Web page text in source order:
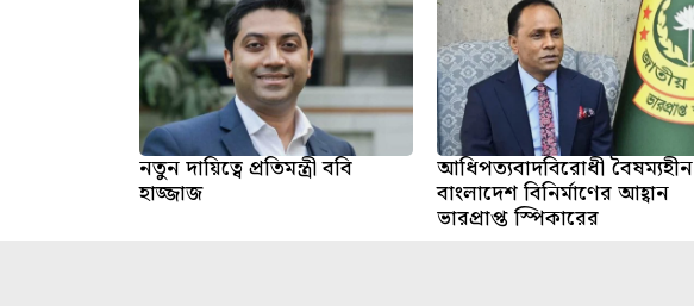
নতুন দায়িত্বে প্রতিমন্ত্রী ববি
হাজ্জাজ
আধিপত্যবাদবিরোধী বৈষম্যহীন
বাংলাদেশ বিনির্মাণের আহ্বান
ভারপ্রাপ্ত স্পিকারের